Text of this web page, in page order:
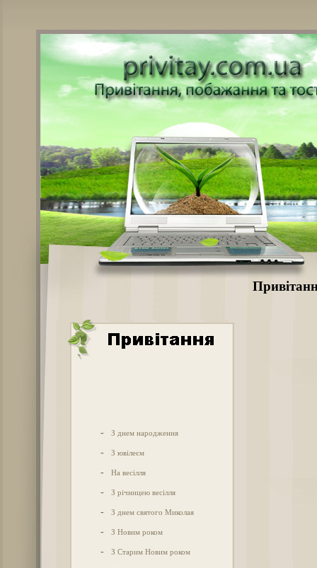
- З днем народження
- З ювілеєм
- На весілля
- З річницею весілля
- З днем святого Миколая
- З Новим роком
- З Старим Новим роком